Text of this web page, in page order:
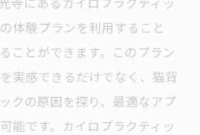
体験プランを利用すること
ことができます。このプラン
実感できるだけでなく、猫背
クの原因を探り、最適なアプ
能です。カイロプラクティッ